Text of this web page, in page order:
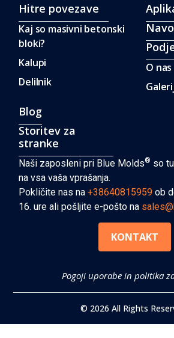
Hitre povezave
Kaj so masivni betonski
bloki?
Kalupi
Delilnik
O nas
Blog
Storitev za
stranke
Naši zaposleni pri Blue Molds® so
na vsa vaša vprašanja.
Pokličite nas na+38640815959 ob
16. ure ali pošljite e-pošto na
KONTAKT
Pogoji uporabe in politika
© 2026 All Rights